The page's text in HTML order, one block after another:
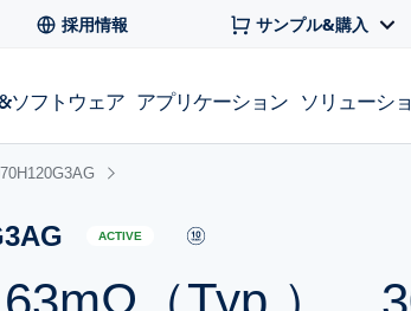
採用情報 サンプル&購入
ソフトウェア アプリケーション ソリューシ
ACTIVE